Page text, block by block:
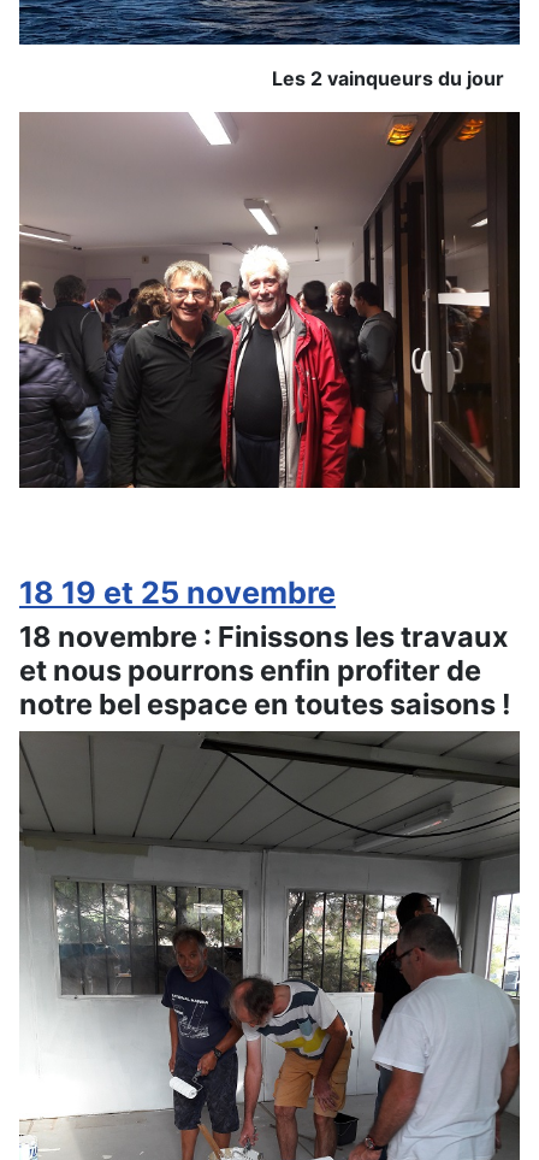
Les 2 vainqueurs du jour
18 19 et 25 novembre
18 novembre : Finissons les travaux
et nous pourrons enfin profiter de
notre bel espace en toutes saisons !